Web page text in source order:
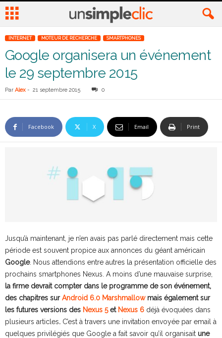
INTERNET MOTEUR DE RECHERCHE SMARTPHONES
Google organisera un événement
le 29 septembre 2015
Par Alex - 21 septembre 2015 0
Facebook X Email Print
Jusqu’à maintenant, je n’en avais pas parlé directement mais cette
période est souvent propice aux annonces du géant américain
Google. Nous attendions entre autres la présentation officielle des
prochains smartphones Nexus. A moins d’une mauvaise surprise,
la firme devrait compter dans le programme de son événement,
des chapitres surAndroid 6.0 Marshmallowmais également sur
les futures versions des Nexus 5et Nexus 6 déjà évoquées dans
plusieurs articles. C’est à travers une invitation envoyée par email à
quelques privilégiés que Google a fait savoir qu’il organisait une